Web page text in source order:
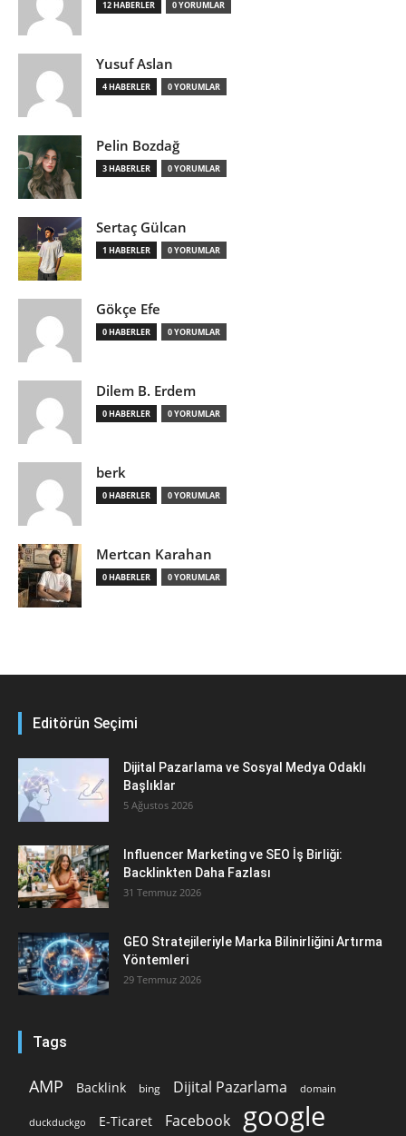
12 HABERLER 0 YORUMLAR
Yusuf Aslan
4 HABERLER 0 YORUMLAR
Pelin Bozdağ
3 HABERLER 0 YORUMLAR
Sertaç Gülcan
1 HABERLER 0 YORUMLAR
Gökçe Efe
0 HABERLER 0 YORUMLAR
Dilem B. Erdem
0 HABERLER 0 YORUMLAR
berk
0 HABERLER 0 YORUMLAR
Mertcan Karahan
0 HABERLER 0 YORUMLAR
Editörün Seçimi
Dijital Pazarlama ve Sosyal Medya Odaklı
Başlıklar
5 Ağustos 2026
Influencer Marketing ve SEO İş Birliği:
Backlinkten Daha Fazlası
31 Temmuz 2026
GEO Stratejileriyle Marka Bilinirliğini Artırma
Yöntemleri
29 Temmuz 2026
Tags
AMP Backlink bing Dijital Pazarlama domain
duckduckgo E-Ticaret Facebook google